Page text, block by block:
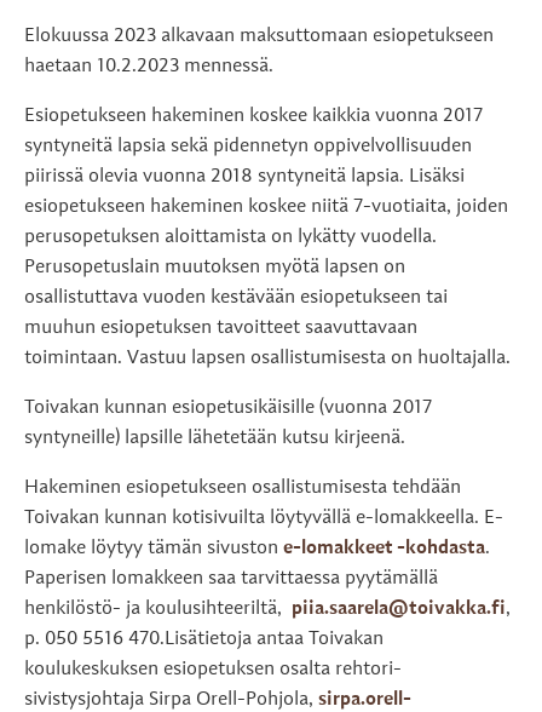
Elokuussa 2023 alkavaan maksuttomaan esiopetukseen
haetaan 10.2.2023 mennessä.
Esiopetukseen hakeminen koskee kaikkia vuonna 2017
syntyneitä lapsia sekä pidennetyn oppivelvollisuuden
piirissä olevia vuonna 2018 syntyneitä lapsia. Lisäksi
esiopetukseen hakeminen koskee niitä 7-vuotiaita, joiden
perusopetuksen aloittamista on lykätty vuodella.
Perusopetuslain muutoksen myötä lapsen on
osallistuttava vuoden kestävään esiopetukseen tai
muuhun esiopetuksen tavoitteet saavuttavaan
toimintaan. Vastuu lapsen osallistumisesta on huoltajalla.
Toivakan kunnan esiopetusikäisille (vuonna 2017
syntyneille) lapsille lähetetään kutsu kirjeenä.
Hakeminen esiopetukseen osallistumisesta tehdään
Toivakan kunnan kotisivuilta löytyvällä e-lomakkeella. E-
lomake löytyy tämän sivuston e-lomakkeet -kohdasta.
Paperisen lomakkeen saa tarvittaessa pyytämällä
henkilöstö- ja koulusihteeriltä, piia.saarela@toivakka.fi,
p. 050 5516 470.Lisätietoja antaa Toivakan
koulukeskuksen esiopetuksen osalta rehtori-
sivistysjohtaja Sirpa Orell-Pohjola, sirpa.orell-